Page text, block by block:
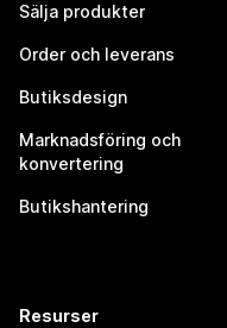
Sälja produkter
Order och leverans
Butiksdesign
Marknadsföring och
konvertering
Butikshantering
Resurser